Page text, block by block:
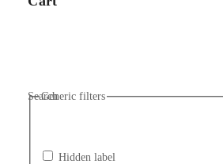
Search
Generic filters
Hidden label